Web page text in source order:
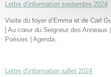
Lettre d’information septembre 2024
Visite du foyer d’Emma et de Carl
| Au cœur du Seigneur des Anneaux
Poésies | Agenda.
Lettre d’information juillet 2024